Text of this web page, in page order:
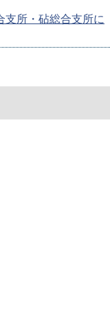
支所・砧総合支所に